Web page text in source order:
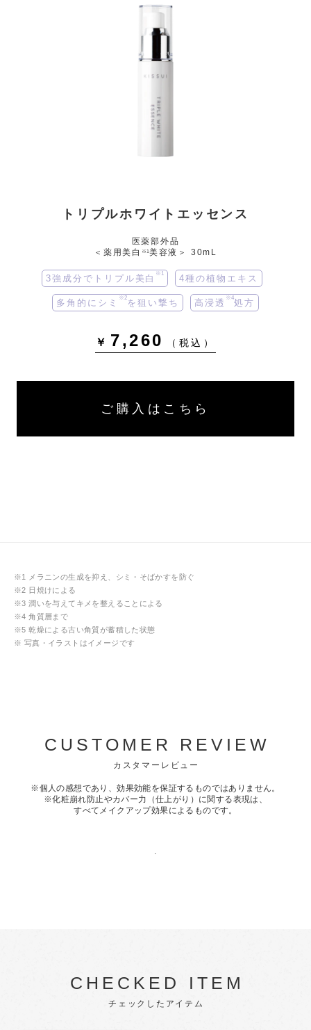
トリプルホワイトエッセンス
医薬部外品
＜薬用美白
※1美容液＞ 30mL
3強成分でトリプル美白 ※1 4種の植物エキス
多角的にシミ ※2を狙い撃ち 高浸透 ※4処方
￥ 7,260 （税込）
ご購入はこちら
※1 メラニンの生成を抑え、シミ・そばかすを防ぐ
※2 日焼けによる
※3 潤いを与えてキメを整えることによる
※4 角質層まで
※5 乾燥による古い角質が蓄積した状態
※ 写真・イラストはイメージです
CUSTOMER REVIEW
カスタマーレビュー
※個人の感想であり、効果効能を保証するものではありません。
※化粧崩れ防止やカバー力（仕上がり）に関する表現は、
すべてメイクアップ効果によるものです。
.
CHECKED ITEM
チェックしたアイテム